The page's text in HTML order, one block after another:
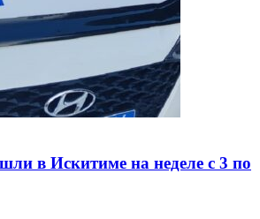
в Искитиме на неделе с 3 по